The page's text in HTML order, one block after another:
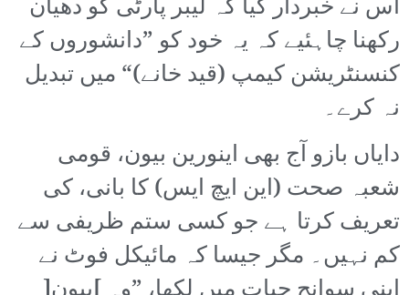
اس نے خبردار کیا کہ لیبر پارٹی کو دھیان
رکھنا چاہئیے کہ یہ خود کو ”دانشوروں کے
کنسنٹریشن کیمپ (قید خانے)“ میں تبدیل
نہ کرے۔
دایاں بازو آج بھی اینورین بیون، قومی
شعبہ صحت (این ایچ ایس) کا بانی، کی
تعریف کرتا ہے جو کسی ستم ظریفی سے
کم نہیں۔ مگر جیسا کہ مائیکل فوٹ نے